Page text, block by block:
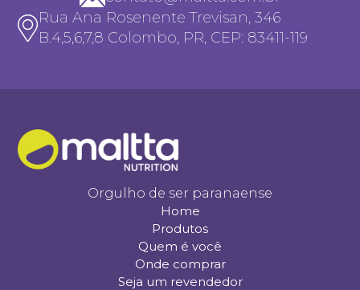
Rua Ana Rosenente Trevisan, 346
B.4,5,6,7,8 Colombo, PR, CEP: 83411-119
Orgulho de ser paranaense
Home
Produtos
Quem é você
Onde comprar
Seja um revendedor